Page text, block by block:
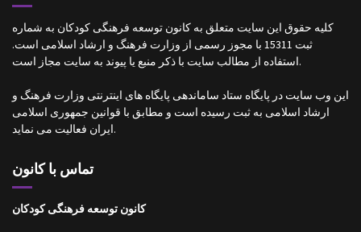
کلیه حقوق این سایت متعلق به کانون توسعه فرهنگی کودکان به شماره
ثبت 15311 با مجوز رسمی از وزارت فرهنگ و ارشاد اسلامی است.
استفاده از مطالب سایت با ذکر منبع یا پیوند به سایت مجاز است.
این وب سایت در پایگاه ستاد ساماندهی پایگاه های اینترنتی وزارت فرهنگ و
ارشاد اسلامی به ثبت رسیده است و مطابق با قوانین جمهوری اسلامی
ایران فعالیت می نماید.
تماس با کانون
کانون توسعه فرهنگی کودکان